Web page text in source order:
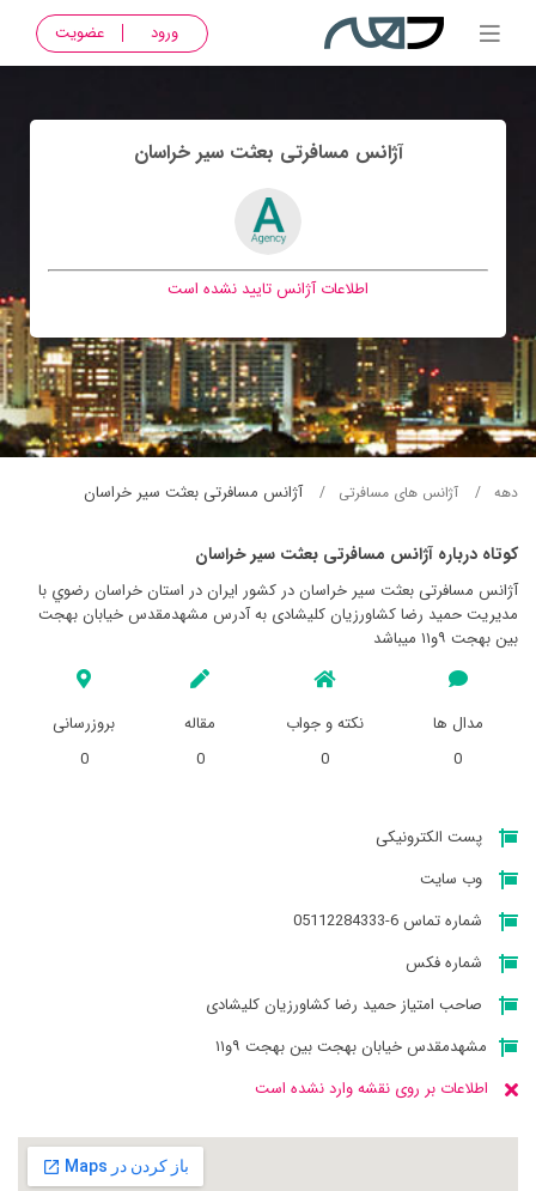
ورود عضویت
آژانس مسافرتی بعثت سير خراسان
اطلاعات آژانس تایید نشده است
دهه آژانس های مسافرتی آژانس مسافرتی بعثت سير خراسان
کوتاه درباره آژانس مسافرتی بعثت سير خراسان
آژانس مسافرتی بعثت سير خراسان در کشور ایران در استان خراسان رضوي با
مدیریت حمید رضا کشاورزیان کلیشادی به آدرس مشهدمقدس خیابان بهجت
بین بهجت ۹و۱۱ میباشد
مدال ها
0
نکته و جواب
0
مقاله
0
بروزرسانی
0
پست الکترونیکی
وب سایت
شماره تماس 6-05112284333
شماره فکس
صاحب امتیاز حمید رضا کشاورزیان کلیشادی
مشهدمقدس خیابان بهجت بین بهجت ۹و۱۱
اطلاعات بر روی نقشه وارد نشده است